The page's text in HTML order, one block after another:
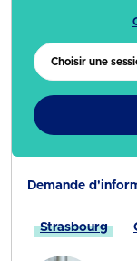
Choisir une
Demande
Strasbourg